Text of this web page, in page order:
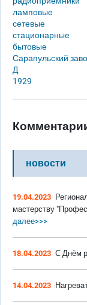
ламповые
сетевые
стационарные
бытовые
Сарапульский
Д
1929
новости
19.04.2023
мастерству
далее>>>
18.04.2023 С Днём
14.04.2023